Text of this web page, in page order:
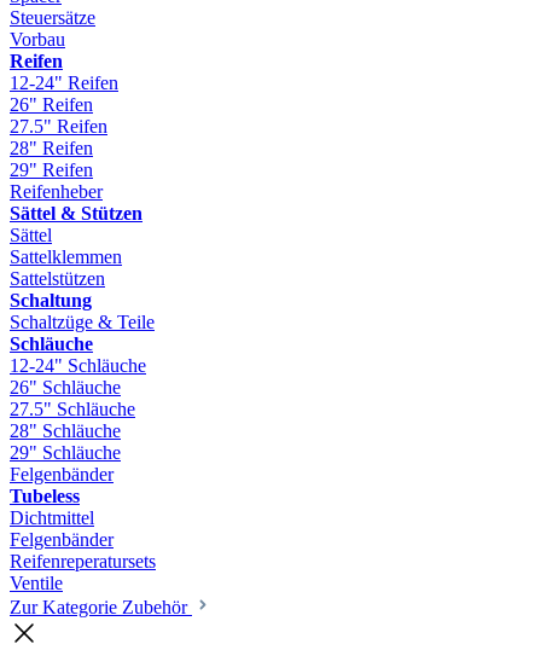
Steuersätze
Vorbau
Reifen
12-24" Reifen
26" Reifen
27.5" Reifen
28" Reifen
29" Reifen
Reifenheber
Sättel & Stützen
Sättel
Sattelklemmen
Sattelstützen
Schaltung
Schaltzüge & Teile
Schläuche
12-24" Schläuche
26" Schläuche
27.5" Schläuche
28" Schläuche
29" Schläuche
Felgenbänder
Tubeless
Dichtmittel
Felgenbänder
Reifenreperatursets
Ventile
Zur Kategorie Zubehör